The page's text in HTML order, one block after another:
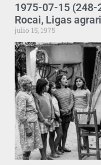
1975-07-15 (248-
Rocai, Ligas
julio 15, 1975